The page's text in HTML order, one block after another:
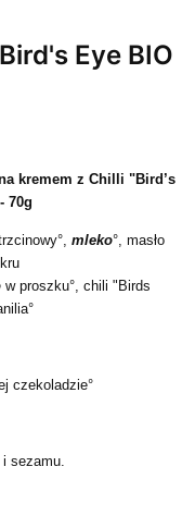
Eye BIO
kremem z Chilli "Bird’s
70g
mleko°, masło
w proszku°, chili "Birds
czekoladzie°
i sezamu.